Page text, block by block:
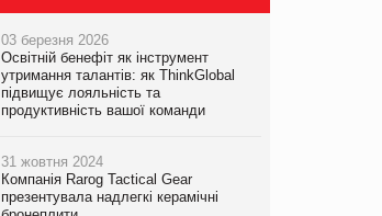
03 березня 2026
Освітній бенефіт як інструмент
утримання талантів: як ThinkGlobal
підвищує лояльність та
продуктивність вашої команди
31 жовтня 2024
Компанія Rarog Tactical Gear
презентувала надлегкі керамічні